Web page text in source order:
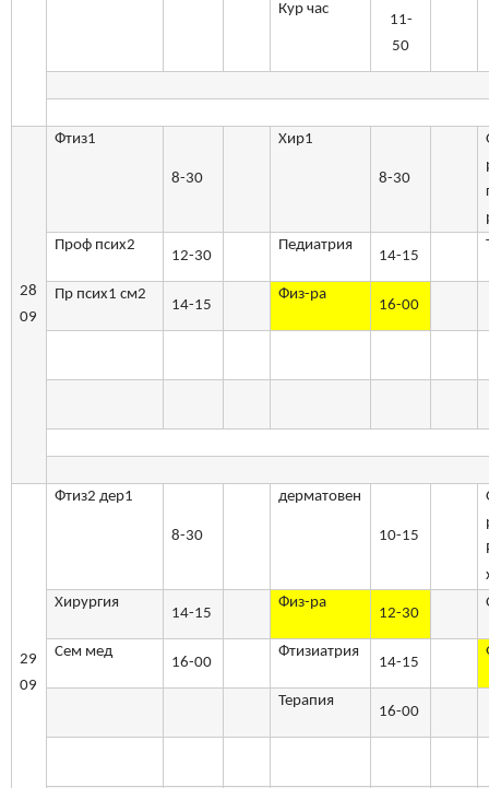
Кур час
11-
50
28
09
Фтиз1
8-30
Хир1
8-30
Проф псих2
12-30
Педиатрия
14-15
Пр псих1 см2
14-15
Физ-ра
16-00
29
09
Фтиз2 дер1
8-30
дерматовен
10-15
Хирургия
14-15
Физ-ра
12-30
Сем мед
16-00
Фтизиатрия
14-15
Терапия
16-00